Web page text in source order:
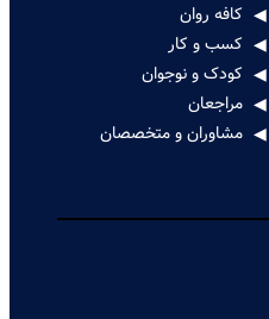
کافه روان
کسب و کار
کودک و نوجوان
مراجعان
مشاوران و متخصصان